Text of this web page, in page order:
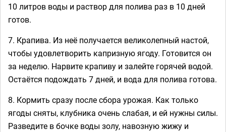
10 литров воды и раствор для полива раз в 10 дней
готов.
7. Крапива. Из неё получается великолепный настой,
чтобы удовлетворить капризную ягоду. Готовится он
за неделю. Нарвите крапиву и залейте горячей водой.
Остаётся подождать 7 дней, и вода для полива готова.
8. Кормить сразу после сбора урожая. Как только
ягоды сняты, клубника очень слабая, и ей нужны силы.
Разведите в бочке воды золу, навозную жижу и